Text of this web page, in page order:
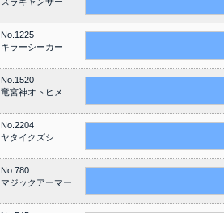
No.1225
キラーシーカー
No.1520
竜宮神オトヒメ
No.2204
ヤタイクズシ
No.780
マジックアーマー